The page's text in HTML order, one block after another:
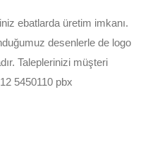
ebatlarda üretim imkanı.
desenlerle de logo
Taleplerinizi müşteri
5450110 pbx